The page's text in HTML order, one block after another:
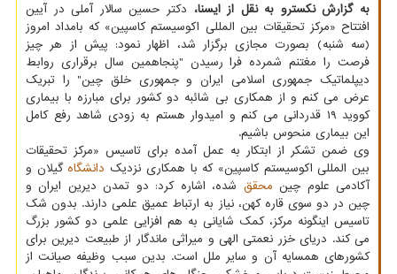
به گزارش نکسترو به نقل از ایسنا، دکتر حسین سالار آملی در آیین
افتتاح «مرکز تحقیقات بین المللی اکوسیستم کاسپین» که بامداد امروز
(سه شنبه) بصورت مجازی برگزار شد، اظهار نمود: پیش از هر چیز
فرصت را مغتنم شمرده فرا رسیدن "پنجاهمین سال برقراری روابط
دیپلماتیک جمهوری اسلامی ایران و جمهوری خلق چین" را تبریک
عرض می کنم و از همکاری بی شائبه دو کشور برای مبارزه با بیماری
کووید ۱۹ قدردانی می کنم و امیدوار هستم به زودی شاهد رفع کامل
این بیماری منحوس باشیم.
وی ضمن تشکر از ابتکار به عمل آمده برای تاسیس «مرکز تحقیقات
بین المللی اکوسیستم کاسپین» که با همکاری نزدیک دانشگاه گیلان و
آکادمی علوم چین محقق شده، اشاره کرد: دو تمدن دیرین ایران و
چین در دو سوی قاره کهن، نیاز به ارتباط عمیق علمی دارند. بدون شک
تاسیس اینگونه مرکز، کمک شایانی به هم افزایی علمی دو کشور بزرگ
می کند. دریای خزر نعمتی الهی و میراثی ماندگار از طبیعت دیرین برای
کشورهای همسایه آن و سایر ملل است. بدین سبب وظیفه صیانت از